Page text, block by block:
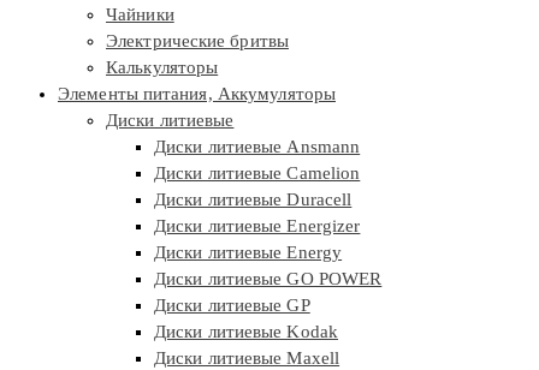
Чайники
Электрические бритвы
Калькуляторы
Элементы питания, Аккумуляторы
Диски литиевые
Диски литиевые Ansmann
Диски литиевые Camelion
Диски литиевые Duracell
Диски литиевые Energizer
Диски литиевые Energy
Диски литиевые GO POWER
Диски литиевые GP
Диски литиевые Kodak
Диски литиевые Maxell